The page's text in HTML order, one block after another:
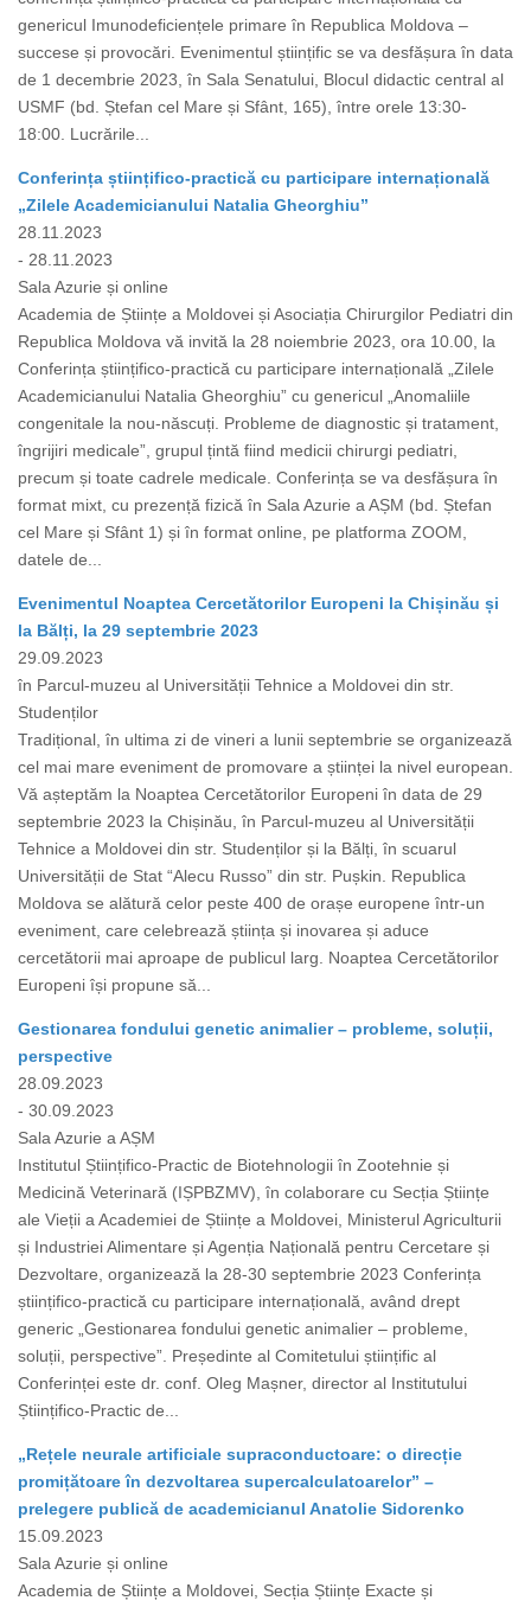
genericul Imunodeficiențele primare în Republica Moldova –
succese și provocări. Evenimentul științific se va desfășura în data
de 1 decembrie 2023, în Sala Senatului, Blocul didactic central al
USMF (bd. Ștefan cel Mare și Sfânt, 165), între orele 13:30-
18:00. Lucrările...
Conferința științifico-practică cu participare internațională
„Zilele Academicianului Natalia Gheorghiu”
28.11.2023
- 28.11.2023
Sala Azurie și online
Academia de Științe a Moldovei și Asociația Chirurgilor Pediatri din
Republica Moldova vă invită la 28 noiembrie 2023, ora 10.00, la
Conferința științifico-practică cu participare internațională „Zilele
Academicianului Natalia Gheorghiu” cu genericul „Anomaliile
congenitale la nou-născuți. Probleme de diagnostic și tratament,
îngrijiri medicale”, grupul țintă fiind medicii chirurgi pediatri,
precum și toate cadrele medicale. Conferința se va desfășura în
format mixt, cu prezență fizică în Sala Azurie a AȘM (bd. Ștefan
cel Mare și Sfânt 1) și în format online, pe platforma ZOOM,
datele de...
Evenimentul Noaptea Cercetătorilor Europeni la Chișinău și
la Bălți, la 29 septembrie 2023
29.09.2023
în Parcul-muzeu al Universității Tehnice a Moldovei din str.
Studenților
Tradițional, în ultima zi de vineri a lunii septembrie se organizează
cel mai mare eveniment de promovare a științei la nivel european.
Vă așteptăm la Noaptea Cercetătorilor Europeni în data de 29
septembrie 2023 la Chișinău, în Parcul-muzeu al Universității
Tehnice a Moldovei din str. Studenților și la Bălți, în scuarul
Universității de Stat “Alecu Russo” din str. Pușkin. Republica
Moldova se alătură celor peste 400 de orașe europene într-un
eveniment, care celebrează știința și inovarea și aduce
cercetătorii mai aproape de publicul larg. Noaptea Cercetătorilor
Europeni își propune să...
Gestionarea fondului genetic animalier – probleme, soluții,
perspective
28.09.2023
- 30.09.2023
Sala Azurie a AȘM
Institutul Științifico-Practic de Biotehnologii în Zootehnie și
Medicină Veterinară (IȘPBZMV), în colaborare cu Secția Științe
ale Vieții a Academiei de Științe a Moldovei, Ministerul Agriculturii
și Industriei Alimentare și Agenția Națională pentru Cercetare și
Dezvoltare, organizează la 28-30 septembrie 2023 Сonferința
științifico-practică cu participare internațională, având drept
generic „Gestionarea fondului genetic animalier – probleme,
soluții, perspective”. Președinte al Comitetului științific al
Conferinței este dr. conf. Oleg Mașner, director al Institutului
Științifico-Practic de...
„Rețele neurale artificiale supraconductoare: o direcție
promițătoare în dezvoltarea supercalculatoarelor” –
prelegere publică de academicianul Anatolie Sidorenko
15.09.2023
Sala Azurie și online
Academia de Științe a Moldovei, Secția Științe Exacte și